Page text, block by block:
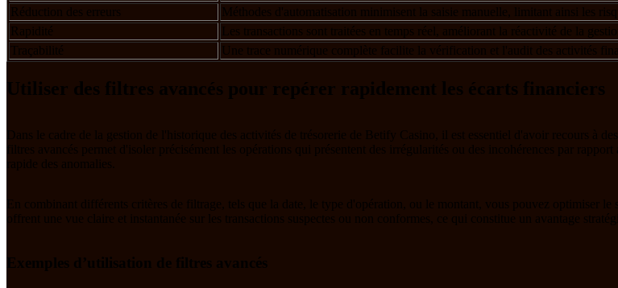
Réduction des erreurs
Méthodes d'automatisation minimisent la saisie manuelle, limitant ainsi les
Rapidité
Les transactions sont traitées en temps réel, améliorant la réactivité de la
Traçabilité
Une trace numérique complète facilite la vérification et l'audit des activités
Utiliser des filtres avancés pour repérer rapidement les écarts financiers
Dans le cadre de la gestion de l'historique des activités de trésorerie de Betify Casino, il est essentiel d'avoir recours à
filtres avancés permet d'isoler précisément les opérations qui présentent des irrégularités ou des incohérences par
rapide des anomalies.
En combinant différents critères de filtrage, tels que la date, le type d'opération, ou le montant, vous pouvez optimiser
offrent une vue claire et instantanée sur les transactions suspectes ou non conformes, ce qui constitue un avantage
Exemples d’utilisation de filtres avancés